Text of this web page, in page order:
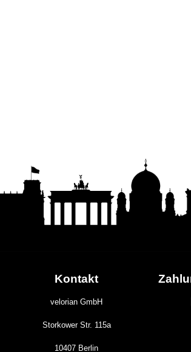
Kontakt
velorian GmbH
Storkower Str. 115a
10407 Berlin